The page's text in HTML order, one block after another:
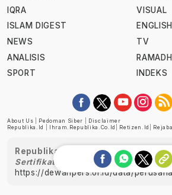
IQRA
ISLAM DIGEST
NEWS
ANALISIS
SPORT
VISUAL
ENGLISH
TV
INDEKS
About Us Pedoman Siber
Disclaimer
Republika.id
Ihram.republika.co.id Retizen.id
Republika telah diverifikasi oleh
Sertifikat Nomor 1058/DP-
https://dewanpers.or.id/data/